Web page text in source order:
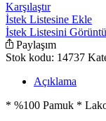
Karşılaştır
İstek Listesine Ekle
İstek Listesini
Paylaşım
Stok kodu: 14737
Açıklama
* %100 Pamuk *